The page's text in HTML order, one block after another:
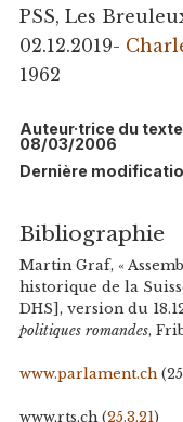
PSS, Les
02.12.2019-
1962
Auteur·trice du
08/03/2006
Dernière
Bibliographie
Martin Graf, «
historique de la
DHS], version du
politiques romandes,
www.parlament.ch
www.rts.ch (25.3.21)